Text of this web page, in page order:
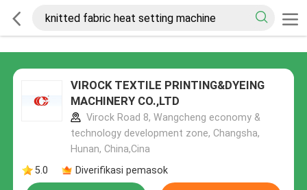
VIROCK TEXTILE PRINTING&DYEING
MACHINERY CO.,LTD
Virock Road 8, Wangcheng economy &
technology development zone, Changsha,
Hunan, China,Cina
5.0
Diverifikasi pemasok